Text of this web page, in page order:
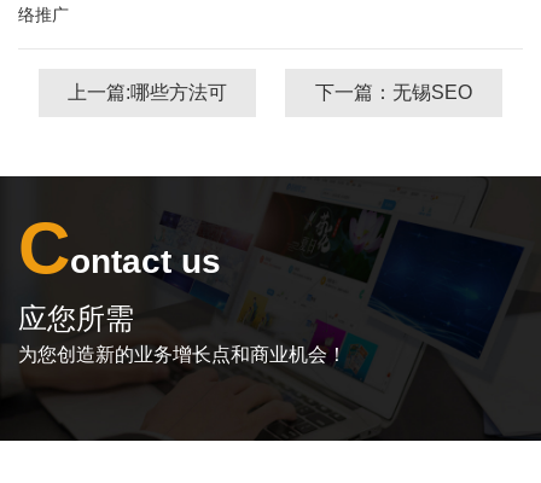
络推广
上一篇:哪些方法可 下一篇：无锡SEO
Contact us
应您所需
为您创造新的业务增长点和商业机会！